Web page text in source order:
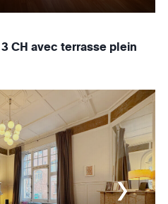
CH avec terrasse plein